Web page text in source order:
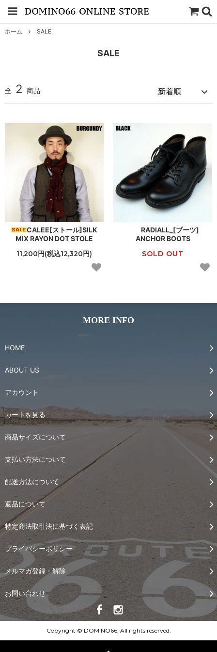
ホーム SALE
SALE
全 2 商品
CALEE[ストール]SILK
MIX RAYON DOT STOLE
11,200円(税込12,320円)
RADIALL_[ブーツ]
ANCHOR BOOTS
SOLD OUT
MORE INFO
HOME
ABOUT US
アカウント
カートを見る
商品サイズについて
支払い方法について
配送方法について
返品について
特定商法取引法に基づく表記
プライバシーポリシー
メルマガ登録・解除
お問い合わせ
Copyright © DOMINO66, All rights reserved.